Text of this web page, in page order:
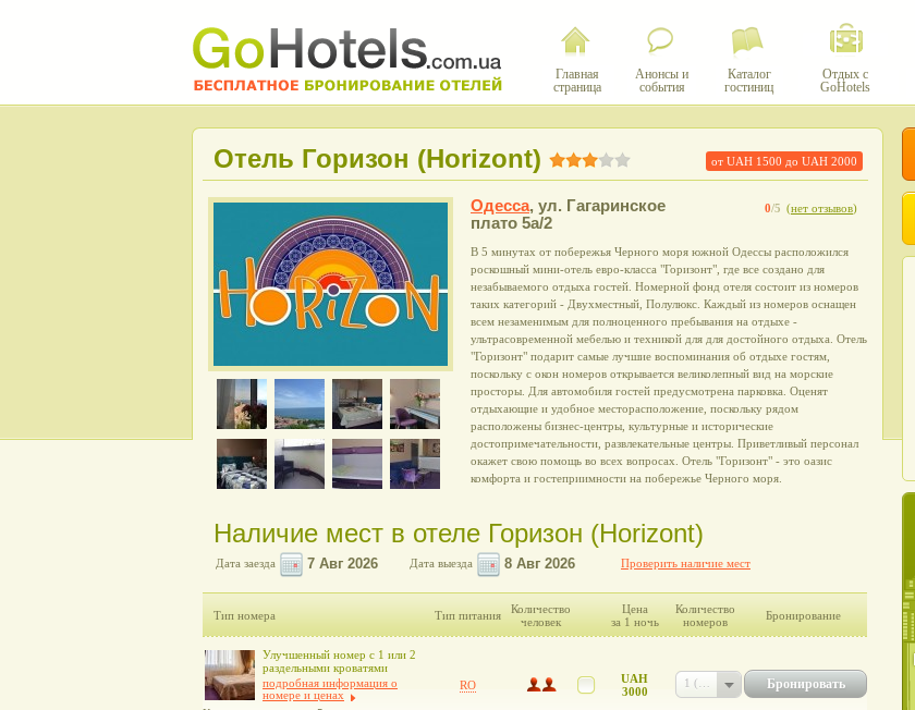
Главная
страница
Анонсы и
события
Каталог
гостиниц
Отдых с
GoHotels
от UAH 1500 до UAH2000
Отель Горизон (Horizont)
0/5 (нет отзывов)
Одесса, ул. Гагаринское
плато 5а/2
В 5 минутах от побережья Черного моря южной Одессы расположился
роскошный мини-отель евро-класса "Горизонт", где все создано для
незабываемого отдыха гостей. Номерной фонд отеля состоит из номеров
таких категорий - Двухместный, Полулюкс. Каждый из номеров оснащен
всем незаменимым для полноценного пребывания на отдыхе -
ультрасовременной мебелью и техникой для для достойного отдыха. Отель
"Горизонт" подарит самые лучшие воспоминания об отдыхе гостям,
поскольку с окон номеров открывается великолепный вид на морские
просторы. Для автомобиля гостей предусмотрена парковка. Оценят
отдыхающие и удобное месторасположение, поскольку рядом
расположены бизнес-центры, культурные и исторические
достопримечательности, развлекательные центры. Приветливый персонал
окажет свою помощь во всех вопросах. Отель "Горизонт" - это оазис
комфорта и гостеприимности на побережье Черного моря.
Наличие мест в отеле Горизон (Horizont)
Дата заезда Дата выезда Проверить наличие мест
Тип номера Тип питания
Количество
человек
Цена
за 1 ночь
Количество
номеров
Бронирование
Улучшенный номер с 1 или 2
раздельными кроватями
подробная информация о
номере и ценах
RO
UAH
3000
Бронировать